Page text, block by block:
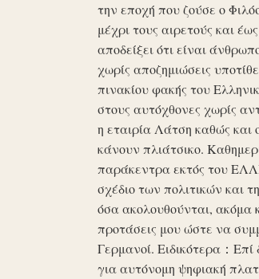
την εποχή που ζούσε ο
μέχρι τους αιρετούς και
αποδείξει ότι είναι
χωρίς αποζημιώσεις
πινακίου φακής του
στους αυτόχθονες χωρίς
η εταιρία Λάτση καθώς
κάνουν πλιάτσικο.
παράκεντρα εκτός του
σχέδιο των πολιτικών και
όσα ακολουθούνται, ακόμα
προτάσεις μου ώστε να
Γερμανοί. Ειδικότερα：
για αυτόνομη ψηφιακή